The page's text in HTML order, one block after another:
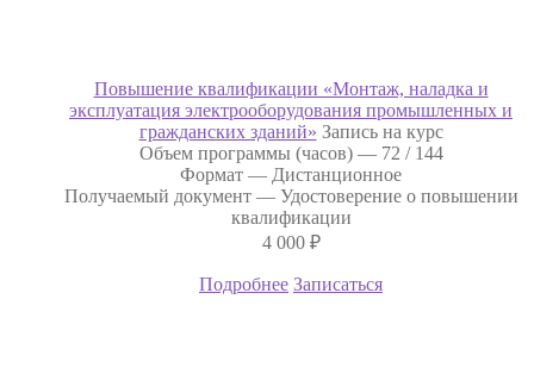
Повышение квалификации «Монтаж, наладка и
эксплуатация электрооборудования промышленных и
гражданских зданий» Запись на курс
Объем программы (часов) — 72 / 144
Формат — Дистанционное
Получаемый документ — Удостоверение о повышении
квалификации
4 000 ₽
Подробнее Записаться